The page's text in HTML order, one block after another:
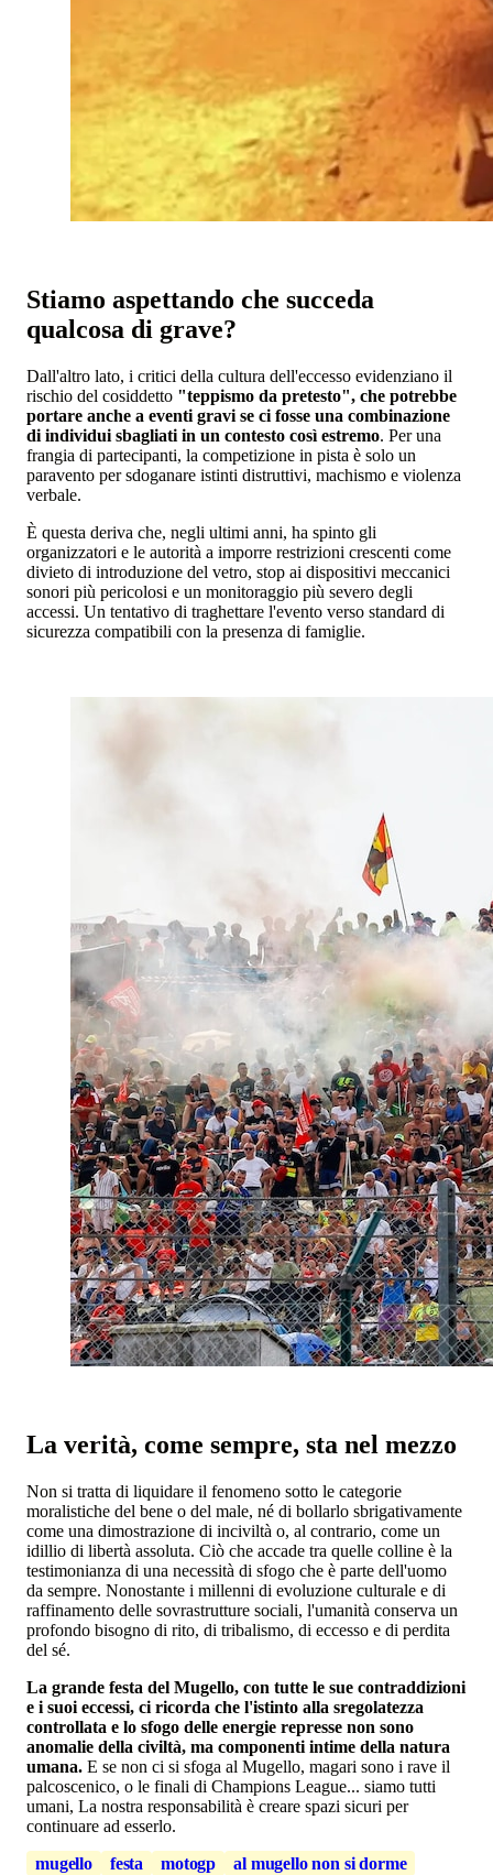
Stiamo aspettando che succeda
qualcosa di grave?
Dall'altro lato, i critici della cultura dell'eccesso evidenziano il
rischio del cosiddetto "teppismo da pretesto", che potrebbe
portare anche a eventi gravi se ci fosse una combinazione
di individui sbagliati in un contesto così estremo. Per una
frangia di partecipanti, la competizione in pista è solo un
paravento per sdoganare istinti distruttivi, machismo e violenza
verbale.
È questa deriva che, negli ultimi anni, ha spinto gli
organizzatori e le autorità a imporre restrizioni crescenti come
divieto di introduzione del vetro, stop ai dispositivi meccanici
sonori più pericolosi e un monitoraggio più severo degli
accessi. Un tentativo di traghettare l'evento verso standard di
sicurezza compatibili con la presenza di famiglie.
La verità, come sempre, sta nel mezzo
Non si tratta di liquidare il fenomeno sotto le categorie
moralistiche del bene o del male, né di bollarlo sbrigativamente
come una dimostrazione di inciviltà o, al contrario, come un
idillio di libertà assoluta. Ciò che accade tra quelle colline è la
testimonianza di una necessità di sfogo che è parte dell'uomo
da sempre. Nonostante i millenni di evoluzione culturale e di
raffinamento delle sovrastrutture sociali, l'umanità conserva un
profondo bisogno di rito, di tribalismo, di eccesso e di perdita
del sé.
La grande festa del Mugello, con tutte le sue contraddizioni
e i suoi eccessi, ci ricorda che l'istinto alla sregolatezza
controllata e lo sfogo delle energie represse non sono
anomalie della civiltà, ma componenti intime della natura
umana. E se non ci si sfoga al Mugello, magari sono i rave il
palcoscenico, o le finali di Champions League... siamo tutti
umani, La nostra responsabilità è creare spazi sicuri per
continuare ad esserlo.
mugello
festa motogp al mugello non si dorme